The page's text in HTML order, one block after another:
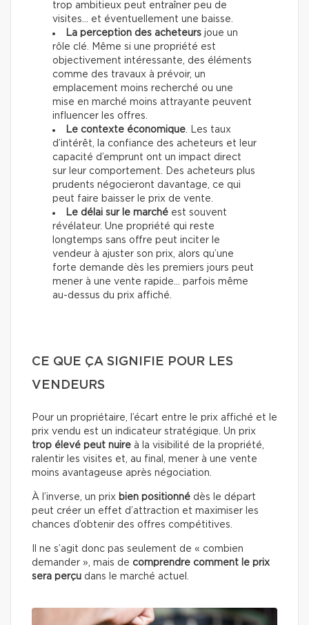
trop ambitieux peut entraîner peu de
visites… et éventuellement une baisse.
La perception des acheteurs joue un
rôle clé. Même si une propriété est
objectivement intéressante, des éléments
comme des travaux à prévoir, un
emplacement moins recherché ou une
mise en marché moins attrayante peuvent
influencer les offres.
Le contexte économique. Les taux
d’intérêt, la confiance des acheteurs et leur
capacité d’emprunt ont un impact direct
sur leur comportement. Des acheteurs plus
prudents négocieront davantage, ce qui
peut faire baisser le prix de vente.
Le délai sur le marché est souvent
révélateur. Une propriété qui reste
longtemps sans offre peut inciter le
vendeur à ajuster son prix, alors qu’une
forte demande dès les premiers jours peut
mener à une vente rapide… parfois même
au-dessus du prix affiché.
CE QUE ÇA SIGNIFIE POUR LES
VENDEURS
Pour un propriétaire, l’écart entre le prix affiché et le
prix vendu est un indicateur stratégique. Un prix
trop élevé peut nuire à la visibilité de la propriété,
ralentir les visites et, au final, mener à une vente
moins avantageuse après négociation.
À l’inverse, un prix bien positionné dès le départ
peut créer un effet d’attraction et maximiser les
chances d’obtenir des offres compétitives.
Il ne s’agit donc pas seulement de « combien
demander », mais de comprendre comment le prix
sera perçu dans le marché actuel.